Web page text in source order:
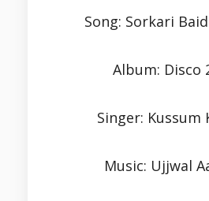
Song: Sorkari
Album: Disco
Singer: Kussum
Music: Ujjwal